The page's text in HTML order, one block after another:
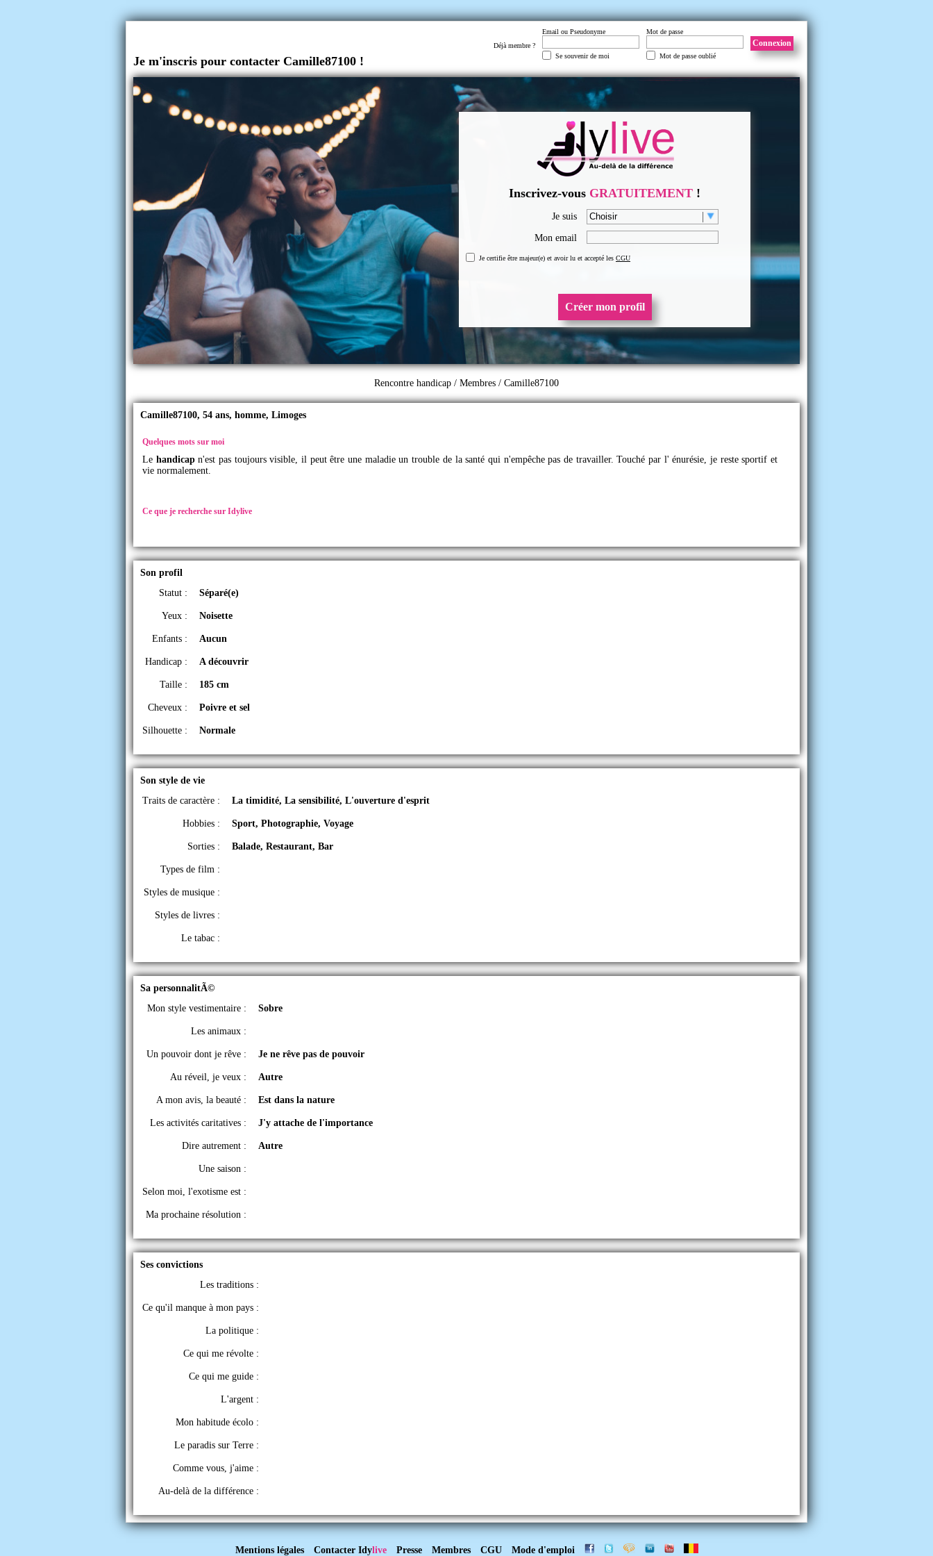
Je m'inscris pour contacter Camille87100 !
Déjà membre ?
Email ou Pseudonyme
Se souvenir de moi
Mot de passe
Mot de passe oublié
Connexion
Inscrivez-vous GRATUITEMENT !
Je suis
Mon email
Je certifie être majeur(e) et avoir lu et accepté les CGU
Créer mon profil
Rencontre handicap / Membres / Camille87100
Camille87100, 54 ans, homme, Limoges
Quelques mots sur moi
Le handicapn'est pas toujours visible, il peut être une maladie un trouble de la santé qui n'empêche pas de travailler. Touché par l' énurésie, je reste sportif et
vie normalement.
Ce que je recherche sur Idylive
Son profil
Statut :
Séparé(e)
Yeux : Noisette
Enfants : Aucun
Handicap : A découvrir
Taille : 185 cm
Cheveux : Poivre et sel
Silhouette : Normale
Son style de vie
Traits de caractère :
La timidité, La sensibilité, L'ouverture d'esprit
Hobbies : Sport, Photographie, Voyage
Sorties : Balade, Restaurant, Bar
Types de film :
Styles de musique :
Styles de livres :
Le tabac :
Sa personnalitÃ©
Mon style vestimentaire :
Sobre
Les animaux :
Un pouvoir dont je rêve : Je ne rêve pas de pouvoir
Au réveil, je veux : Autre
A mon avis, la beauté : Est dans la nature
Les activités caritatives : J'y attache de l'importance
Dire autrement : Autre
Une saison :
Selon moi, l'exotisme est :
Ma prochaine résolution :
Ses convictions
Les traditions :
Ce qu'il manque à mon pays :
La politique :
Ce qui me révolte :
Ce qui me guide :
L'argent :
Mon habitude écolo :
Le paradis sur Terre :
Comme vous, j'aime :
Au-delà de la différence :
Mentions légales Contacter Idylive Presse Membres CGU
Mode d'emploi